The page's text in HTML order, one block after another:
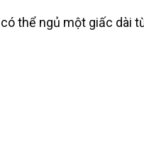
thể ngủ một giấc